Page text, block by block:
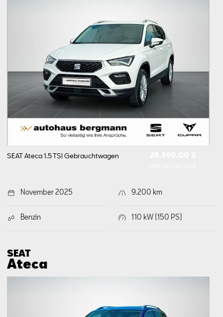
SEAT Ateca 1.5 TSIGebrauchtwagen
November 2025 9.200 km
Benzin 110 kW (150 PS)
SEAT
Ateca